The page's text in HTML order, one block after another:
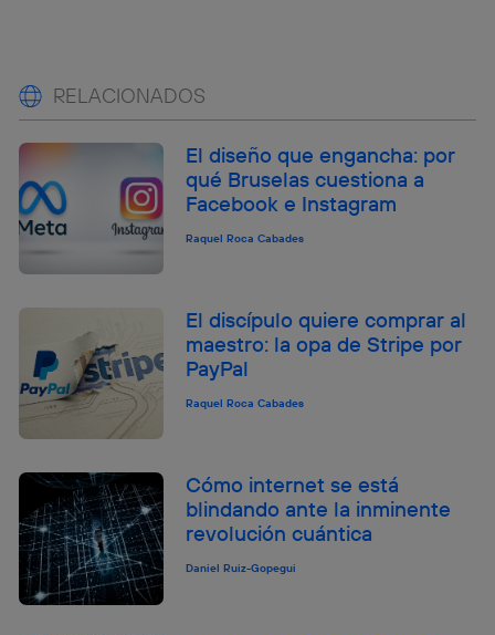
RELACIONADOS
El diseño que engancha: por
qué Bruselas cuestiona a
Facebook e Instagram
Raquel Roca Cabades
El discípulo quiere comprar al
maestro: la opa de Stripe por
PayPal
Raquel Roca Cabades
Cómo internet se está
blindando ante la inminente
revolución cuántica
Daniel Ruiz-Gopegui